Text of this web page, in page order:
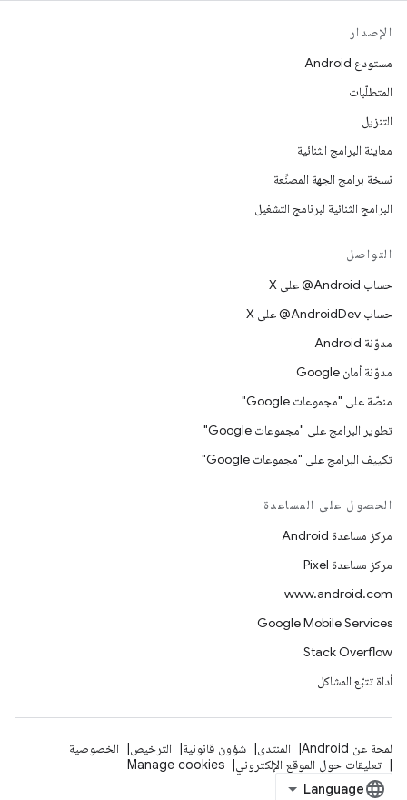
الإصدار
مستودع Android
المتطلّبات
التنزيل
معاينة البرامج الثنائية
نسخة برامج الجهة المصنِّعة
البرامج الثنائية لبرنامج التشغيل
التواصل
حساب ‎@Android على X
حساب ‎@AndroidDev على X
مدوّنة Android
مدوّنة أمان Google
منصّة على "مجموعات Google"
تطوير البرامج على "مجموعات Google"
تكييف البرامج على "مجموعات Google"
الحصول على المساعدة
مركز مساعدة Android
مركز مساعدة Pixel
www.android.com
Google Mobile Services
Stack Overflow
أداة تتبّع المشاكل
لمحة عن Android المنتدى شؤون قانونية الترخيص
الخصوصية
تعليقات حول الموقع الإلكتروني
Manage cookies